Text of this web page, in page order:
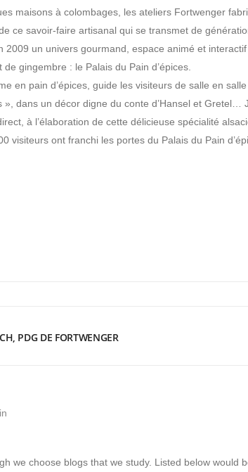
maisons à colombages, les ateliers Fortwenger
ce savoir-faire artisanal qui se transmet de
2009 un univers gourmand, espace animé et
gingembre : le Palais du Pain d’épices.
en pain d’épices, guide les visiteurs de salle en
dans un décor digne du conte d’Hansel et Gretel…
à l’élaboration de cette délicieuse spécialité
visiteurs ont franchi les portes du Palais du Pain
PDG DE FORTWENGER
we choose blogs that we study. Listed below would